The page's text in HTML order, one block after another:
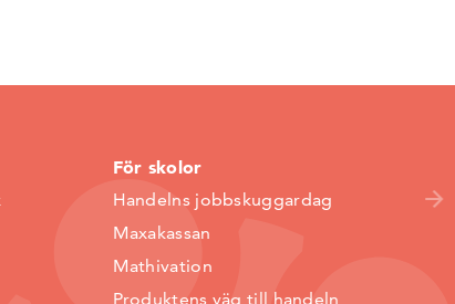
För skolor
Handelns jobbskuggardag
Maxakassan
Mathivation
Produktens väg till handeln